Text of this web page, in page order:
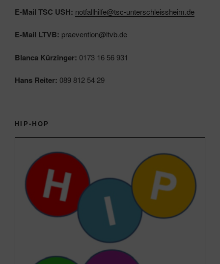
E-Mail TSC USH: notfallhilfe@tsc-unterschleissheim.de
E-Mail LTVB: praevention@ltvb.de
Blanca Kürzinger: 0173 16 56 931
Hans Reiter: 089 812 54 29
HIP-HOP